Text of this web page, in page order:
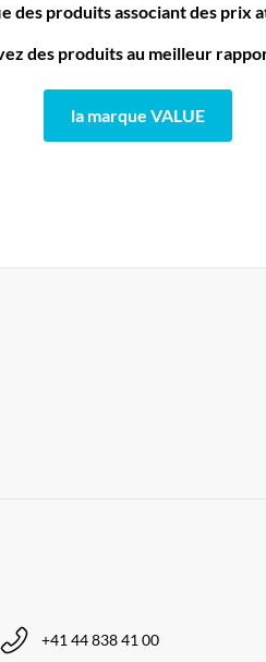
des produits associant des prix
des produits au meilleur
la marque VALUE
+41 44 838 41 00